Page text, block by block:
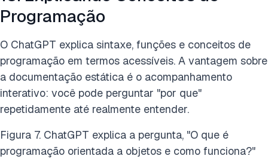
Programação
O ChatGPT explica sintaxe, funções e conceitos de
programação em termos acessíveis. A vantagem sobre
a documentação estática é o acompanhamento
interativo: você pode perguntar "por que"
repetidamente até realmente entender.
Figura 7. ChatGPT explica a pergunta, "O que é
programação orientada a objetos e como funciona?"